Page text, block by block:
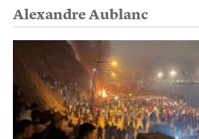
Alexandre Aublanc